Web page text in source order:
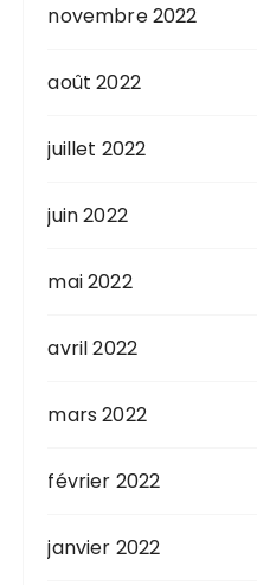
novembre 2022
août 2022
juillet 2022
juin 2022
mai 2022
avril 2022
mars 2022
février 2022
janvier 2022